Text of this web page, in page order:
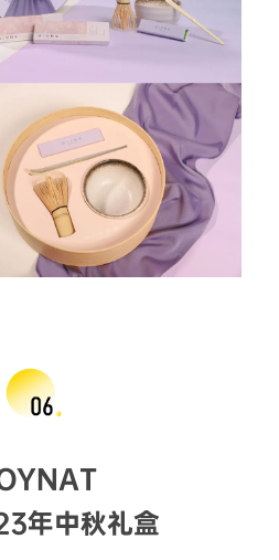
年中秋礼盒